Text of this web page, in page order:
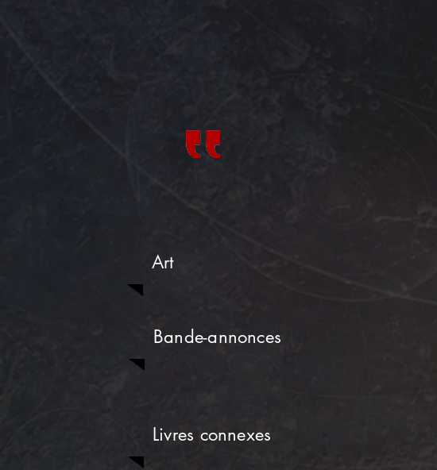
Art
Bande-annonces
Livres connexes